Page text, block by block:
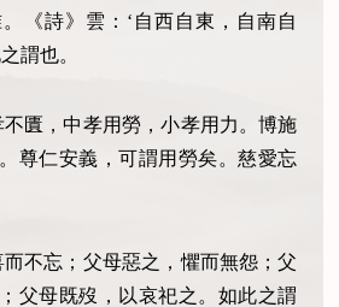
《詩》雲：‘自西自東，自南自
謂也。
不匱，中孝用勞，小孝用力。博施
尊仁安義，可謂用勞矣。慈愛忘
不忘；父母惡之，懼而無怨；父
父母既歿，以哀祀之。如此之謂